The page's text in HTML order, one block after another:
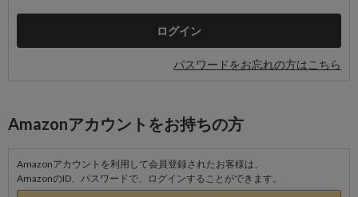
パスワードをお忘れの方はこちら
Amazonアカウントをお持ちの方
Amazonアカウントを利用して会員登録されたお客様は、
AmazonのID、パスワードで、ログインすることができます。